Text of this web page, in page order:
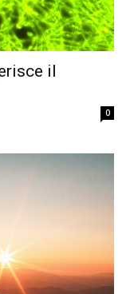
il
0